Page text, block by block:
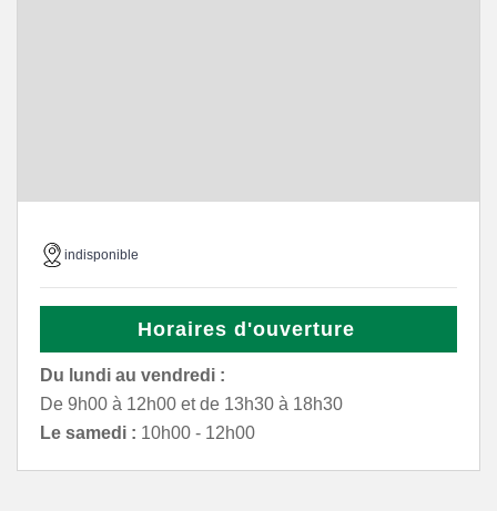
indisponible
Horaires d'ouverture
Du lundi au vendredi :
De 9h00 à 12h00 et de 13h30 à 18h30
Le samedi : 10h00 - 12h00